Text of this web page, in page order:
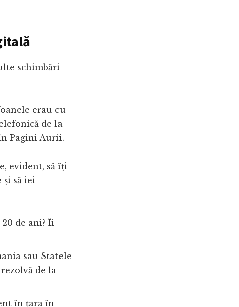
schimbări –
erau cu
de la
Pagini Aurii.
evident, să îți
să iei
de ani? Îi
sau Statele
de la
în țara în